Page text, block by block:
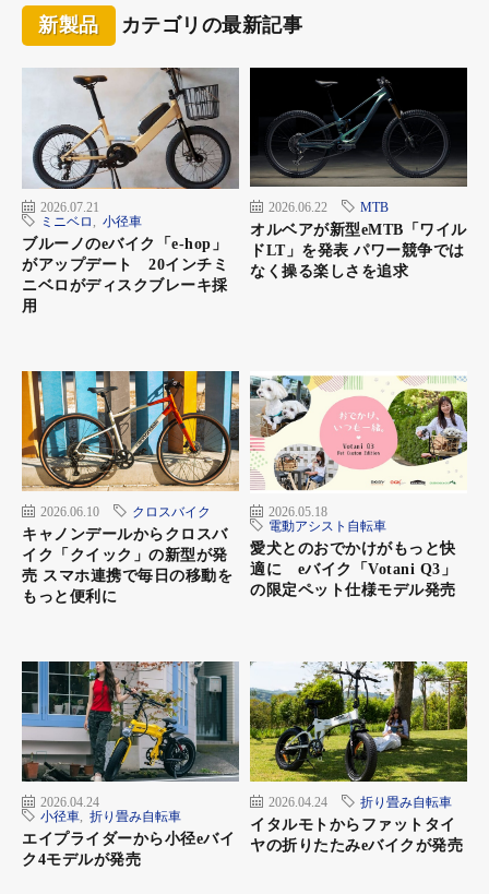
新製品 カテゴリの最新記事
2026.07.21
ミニベロ
小径車
ブルーノのeバイク「e-hop」
がアップデート 20インチミ
ニベロがディスクブレーキ採
用
2026.06.22 MTB
オルベアが新型eMTB「ワイル
ドLT」を発表 パワー競争では
なく操る楽しさを追求
2026.06.10 クロスバイク
キャノンデールからクロスバ
イク「クイック」の新型が発
売 スマホ連携で毎日の移動を
もっと便利に
2026.05.18
電動アシスト自転車
愛犬とのおでかけがもっと快
適に eバイク「Votani Q3」
の限定ペット仕様モデル発売
2026.04.24
小径車
折り畳み自転車
エイプライダーから小径eバイ
ク4モデルが発売
2026.04.24 折り畳み自転車
イタルモトからファットタイ
ヤの折りたたみeバイクが発売